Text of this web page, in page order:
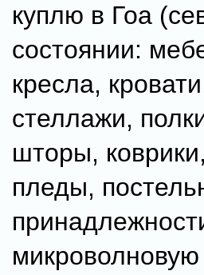
куплю в Гоа
состоянии:
кресла,
стеллажи,
шторы,
пледы,